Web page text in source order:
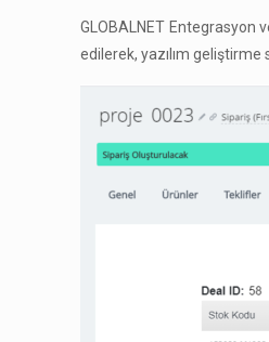
GLOBALNET Entegrasyon
edilerek, yazılım